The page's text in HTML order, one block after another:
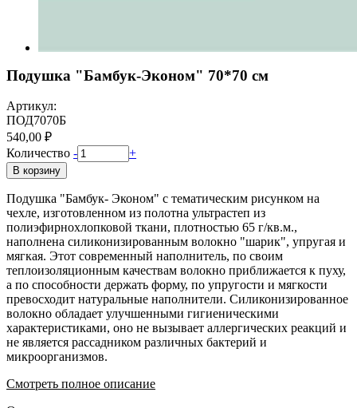
Подушка "Бамбук-Эконом" 70*70 см
Артикул:
ПОД7070Б
540,00 ₽
Количество - +
В корзину
Подушка "Бамбук- Эконом" с тематическим рисунком на
чехле, изготовленном из полотна ультрастеп из
полиэфирнохлопковой ткани, плотностью 65 г/кв.м.,
наполнена силиконизированным волокно "шарик", упругая и
мягкая. Этот современный наполнитель, по своим
теплоизоляционным качествам волокно приближается к пуху,
а по способности держать форму, по упругости и мягкости
превосходит натуральные наполнители. Силиконизированное
волокно обладает улучшенными гигиеническими
характеристиками, оно не вызывает аллергических реакций и
не является рассадником различных бактерий и
микроорганизмов.
Смотреть полное описание